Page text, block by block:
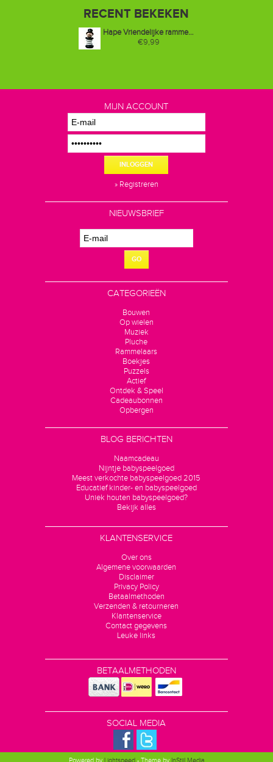
RECENT BEKEKEN
Hape Vriendelijke rammelaar goochelaar
€9,99
MIJN ACCOUNT
INLOGGEN
» Registreren
NIEUWSBRIEF
GO
CATEGORIEËN
Bouwen
Op wielen
Muziek
Pluche
Rammelaars
Boekjes
Puzzels
Actief
Ontdek & Speel
Cadeaubonnen
Opbergen
BLOG BERICHTEN
Naamcadeau
Nijntje babyspeelgoed
Meest verkochte babyspeelgoed 2015
Educatief kinder- en babyspeelgoed
Uniek houten babyspeelgoed?
Bekijk alles
KLANTENSERVICE
Over ons
Algemene voorwaarden
Disclaimer
Privacy Policy
Betaalmethoden
Verzenden & retourneren
Klantenservice
Contact gegevens
Leuke links
BETAALMETHODEN
SOCIAL MEDIA
Powered by Lightspeed- Theme by InStijl Media